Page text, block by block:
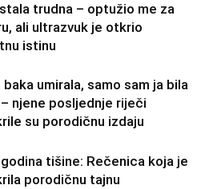
trudna – optužio me za
ali ultrazvuk je otkrio
istinu
baka umirala, samo sam ja bila
– njene posljednje riječi
su porodičnu izdaju
tišine: Rečenica koja je
porodičnu tajnu